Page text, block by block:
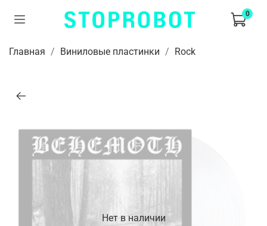
0
Главная Виниловые пластинки Rock
Нет в наличии